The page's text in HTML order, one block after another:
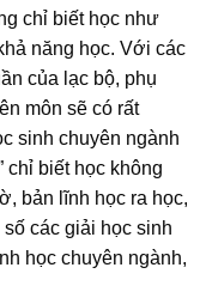
chỉ biết học như
năng học. Với các
của lạc bộ, phụ
môn sẽ có rất
sinh chuyên ngành
chỉ biết học không
bản lĩnh học ra học,
các giải học sinh
học chuyên ngành,